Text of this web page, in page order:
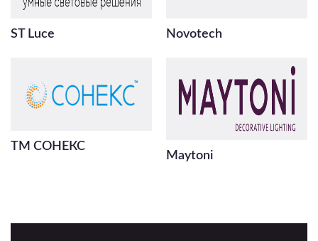
ST Luce Novotech
ТМ СОНЕКС
Maytoni